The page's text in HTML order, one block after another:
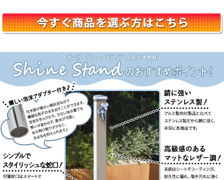
サスタンドII・サススタンド ストレート・サ
ススタンド ナロー・スプレスタンド60・スプ
レスタンド60ライト・スプレスタンド70・ネ
エンテスマート・フィーノスタンドII・フィー
ノスタンドIIミニ・フォレススタンド・ブライ
トスタンド ストレート・フレウススタンド ア
ーバンキャスト・フレウススタンド ストーン
ブリック・ライアンスタンド・リーナアロン
650スタンド・リーナアロン 950スタンド・
ガーデンシンク オルタ・ガーデンシンク カー
サII・ガーデンシンク KIT C1・ガーデンシン
ク KIT S1・ガーデンシンク フィーノII・ガー
デンシンク ライアン・ウォーターポット・オ
ルタポット・グランデパン テンド・グランデ
パン スクエア・サスポットM・シャインポッ
ト・水凛パン・ターフパン・陶芸ポット・カ
レ・ティアドロップ・デミ・セレス・パレッ